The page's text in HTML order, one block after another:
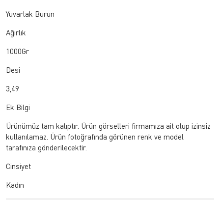
Yuvarlak Burun
Ağırlık
1000Gr
Desi
3,49
Ek Bilgi
Ürünümüz tam kalıptır. Ürün görselleri firmamıza ait olup izinsiz
kullanılamaz. Ürün fotoğrafında görünen renk ve model
tarafınıza gönderilecektir.
Cinsiyet
Kadın